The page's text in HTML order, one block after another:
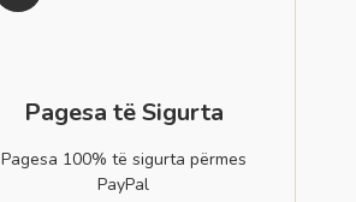
Pagesa të Sigurta
Pagesa 100% të sigurta përmes
PayPal